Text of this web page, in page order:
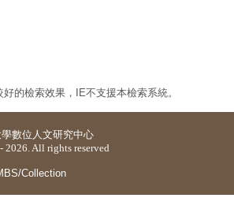
的檢索效果，IE不支援本檢索系統。
數位人文研究中心
All rights reserved
Collection